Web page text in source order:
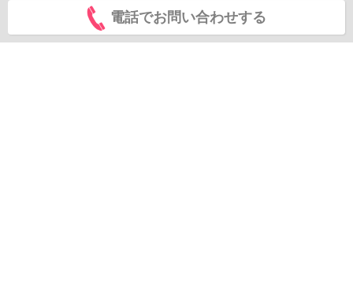
電話でお問い合わせする